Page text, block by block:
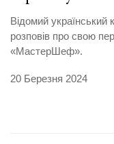
Відомий
розповів про свою
«МастерШеф».
20 Березня 2024